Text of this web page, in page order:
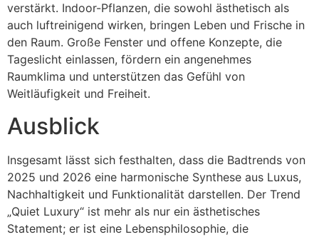
verstärkt. Indoor-Pflanzen, die sowohl ästhetisch als
auch luftreinigend wirken, bringen Leben und Frische in
den Raum. Große Fenster und offene Konzepte, die
Tageslicht einlassen, fördern ein angenehmes
Raumklima und unterstützen das Gefühl von
Weitläufigkeit und Freiheit.
Ausblick
Insgesamt lässt sich festhalten, dass die Badtrends von
2025 und 2026 eine harmonische Synthese aus Luxus,
Nachhaltigkeit und Funktionalität darstellen. Der Trend
„Quiet Luxury“ ist mehr als nur ein ästhetisches
Statement; er ist eine Lebensphilosophie, die